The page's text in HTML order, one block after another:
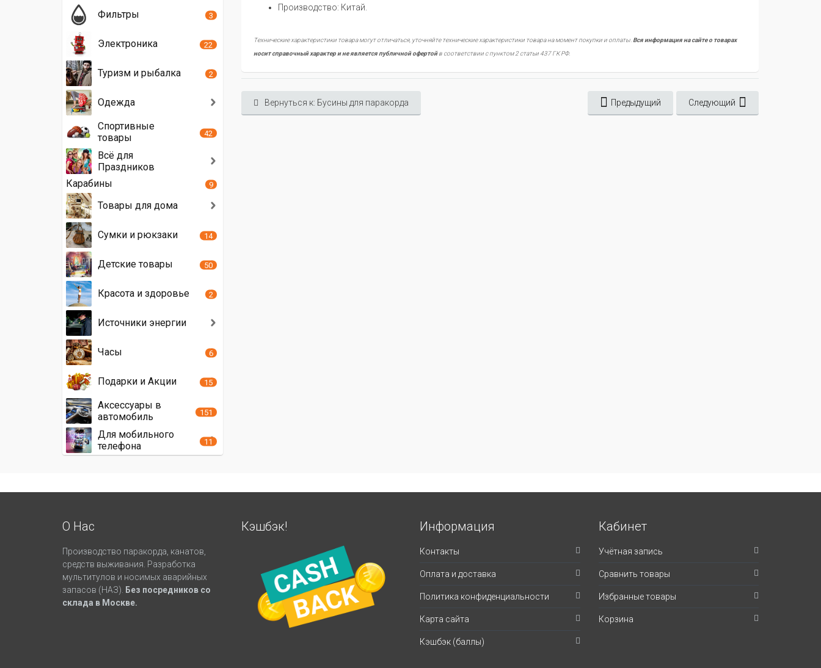
Производство: Китай.
Технические характеристики товара могут отличаться, уточняйте технические характеристики товара на момент покупки и оплаты. Вся информация на сайте о товарах
носит справочный характер и не является публичной офертойв соответствии с пунктом 2 статьи 437 ГК РФ.
Вернуться к: Бусины для паракорда Предыдущий Следующий
Фильтры 3
Электроника 22
Туризм и рыбалка 2
Одежда
Спортивные
товары
42
Всё для
Праздников
Карабины
9
Товары для дома
Сумки и рюкзаки 14
Детские товары 50
Красота и здоровье 2
Источники энергии
Часы 6
Подарки и Акции 15
Аксессуары в
автомобиль
151
Для мобильного
телефона
11
О Нас
Производство паракорда, канатов,
средств выживания. Разработка
мультитулов и носимых аварийных
запасов (НАЗ).
Без посредников со
склада в Москве.
Кэшбэк! Информация
Контакты
Оплата и доставка
Политика конфиденциальности
Карта сайта
Кэшбэк (баллы)
Кабинет
Учётная запись
Сравнить товары
Избранные товары
Корзина